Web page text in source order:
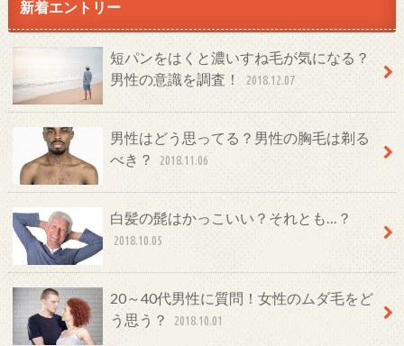
新着エントリー
短パンをはくと濃いすね毛が気になる？
男性の意識を調査！
2018.12.07
男性はどう思ってる？男性の胸毛は剃る
べき？
2018.11.06
白髪の髭はかっこいい？それとも…？
2018.10.05
20～40代男性に質問！女性のムダ毛をど
う思う？
2018.10.01